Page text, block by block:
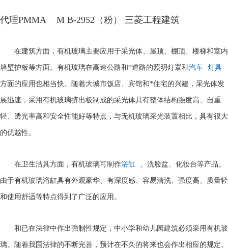
代理PMMA M B-2952（粉） 三菱工程建筑
在建筑方面，有机玻璃主要应用于采光体、屋顶、棚顶、楼梯和室内
墙壁护板等方面。有机玻璃在高速公路和*道路的照明灯罩和汽车 灯具
方面的应用也相当快。随着大城市饭店、宾馆和*住宅的兴建，采光体发
展迅速，采用有机玻璃挤出板制成的采光体具有整体结构强度高、自重
轻、透光率高和安全性能好等特点，与无机玻璃采光装置相比，具有很大
的优越性。
在卫生洁具方面，有机玻璃可制作浴缸 、洗脸盆、化妆台等产品。
由于有机玻璃浴缸具有外观豪华、有深度感、容易清洗、强度高、质量轻
和使用舒适等特点得到了广泛的应用。
和已在法律中作出强制性规定，中小学和幼儿园建筑必须采用有机玻
璃。随着我国法律的不断完善，预计在不久的将来也会作出相应的规定。